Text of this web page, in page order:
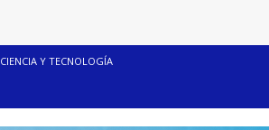
CIENCIA Y TECNOLOGÍA